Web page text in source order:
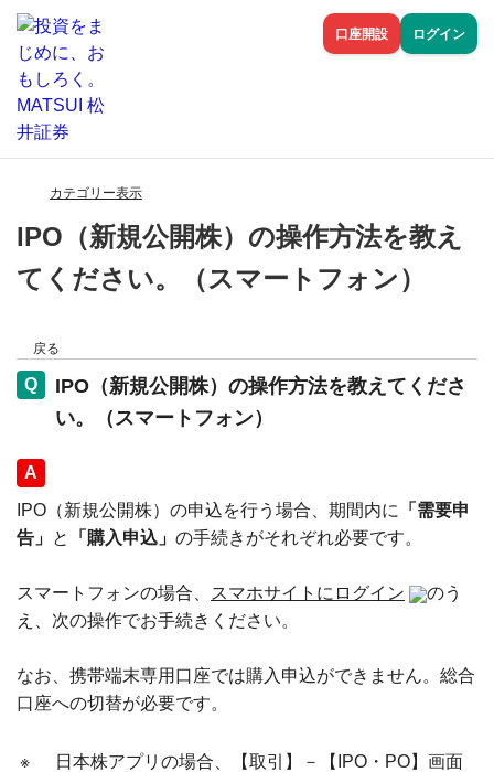
口座開設 ログイン
カテゴリー表示
IPO（新規公開株）の操作方法を教え
てください。（スマートフォン）
戻る
IPO（新規公開株）の操作方法を教えてくださ
い。（スマートフォン）
回答
IPO（新規公開株）の申込を行う場合、期間内に
「需要申
告」 と 「購入申込」 の手続きがそれぞれ必要です。
スマートフォンの場合、 スマホサイトにログイン
のう
え、次の操作でお手続きください。
なお、携帯端末専用口座では購入申込ができません。総合
口座への切替が必要です。
※
日本株アプリの場合、【取引】－【IPO・PO】画面